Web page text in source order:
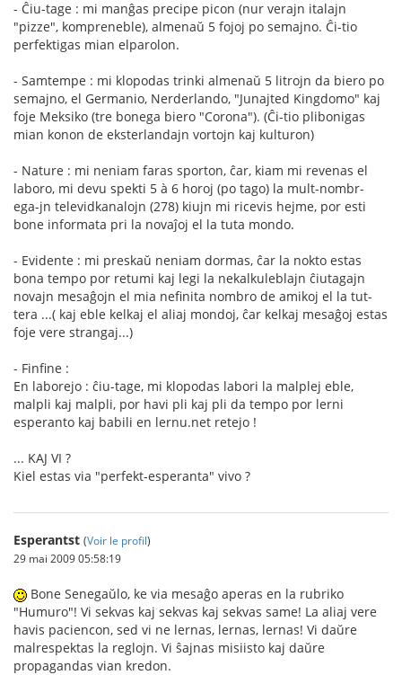
- Ĉiu-tage : mi manĝas precipe picon (nur verajn italajn
"pizze", kompreneble), almenaŭ 5 fojoj po semajno. Ĉi-tio
perfektigas mian elparolon.
- Samtempe : mi klopodas trinki almenaŭ 5 litrojn da biero po
semajno, el Germanio, Nerderlando, "Junajted Kingdomo" kaj
foje Meksiko (tre bonega biero "Corona"). (Ĉi-tio plibonigas
mian konon de eksterlandajn vortojn kaj kulturon)
- Nature : mi neniam faras sporton, ĉar, kiam mi revenas el
laboro, mi devu spekti 5 à 6 horoj (po tago) la mult-nombr-
ega-jn televidkanalojn (278) kiujn mi ricevis hejme, por esti
bone informata pri la novaĵoj el la tuta mondo.
- Evidente : mi preskaŭ neniam dormas, ĉar la nokto estas
bona tempo por retumi kaj legi la nekalkuleblajn ĉiutagajn
novajn mesaĝojn el mia nefinita nombro de amikoj el la tut-
tera ...( kaj eble kelkaj el aliaj mondoj, ĉar kelkaj mesaĝoj estas
foje vere strangaj...)
- Finfine :
En laborejo : ĉiu-tage, mi klopodas labori la malplej eble,
malpli kaj malpli, por havi pli kaj pli da tempo por lerni
esperanto kaj babili en lernu.net retejo !
... KAJ VI ?
Kiel estas via "perfekt-esperanta" vivo ?
Esperantst (Voir le profil)
29 mai 2009 05:58:19
Bone Senegaŭlo, ke via mesaĝo aperas en la rubriko
"Humuro"! Vi sekvas kaj sekvas kaj sekvas same! La aliaj vere
havis paciencon, sed vi ne lernas, lernas, lernas! Vi daŭre
malrespektas la reglojn. Vi ŝajnas misiisto kaj daŭre
propagandas vian kredon.